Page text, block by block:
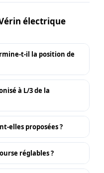
électrique
t-il la position de
à L/3 de la
elles proposées ?
réglables ?